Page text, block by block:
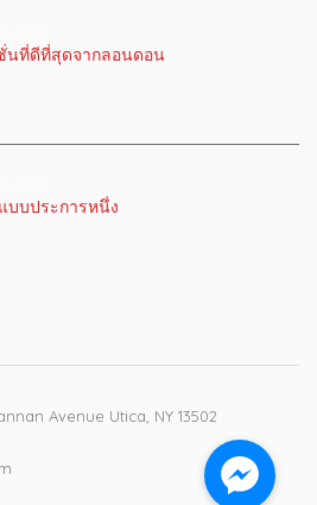
นที่ดีที่สุดจากลอนดอน
บบประการหนึ่ง
Avenue Utica, NY 13502